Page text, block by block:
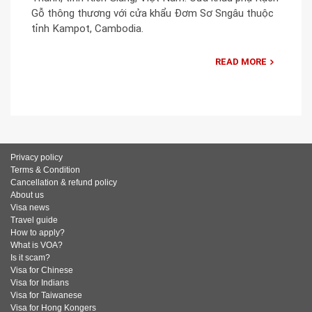
Gỗ thông thương với cửa khẩu Đơm Sơ Sngâu thuộc
tỉnh Kampot, Cambodia.
READ MORE
Privacy policy
Terms & Condition
Cancellation & refund policy
About us
Visa news
Travel guide
How to apply?
What is VOA?
Is it scam?
Visa for Chinese
Visa for Indians
Visa for Taiwanese
Visa for Hong Kongers